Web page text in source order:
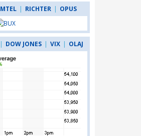
MTEL | RICHTER | OPUS
| DOW JONES | VIX | OLAJ